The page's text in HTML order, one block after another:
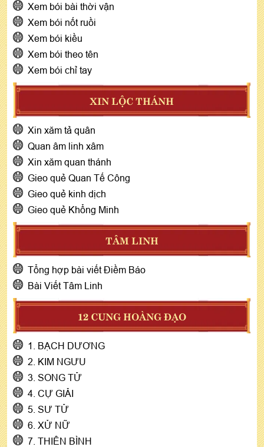
Xem bói bài thời vận
Xem bói nốt ruồi
Xem bói kiều
Xem bói theo tên
Xem bói chỉ tay
XIN LỘC THÁNH
Xin xăm tả quân
Quan âm linh xâm
Xin xăm quan thánh
Gieo quẻ Quan Tế Công
Gieo quẻ kinh dịch
Gieo quẻ Khổng Minh
TÂM LINH
Tổng hợp bài viết Điềm Báo
Bài Viết Tâm Linh
12 CUNG HOÀNG ĐẠO
1. BẠCH DƯƠNG
2. KIM NGƯU
3. SONG TỬ
4. CỰ GIẢI
5. SƯ TỬ
6. XỬ NỮ
7. THIÊN BÌNH